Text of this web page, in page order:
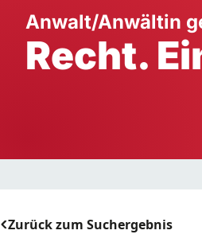
Ausbildung
Anwalt/Anwältin
Recht.
Zurück zum Suchergebnis